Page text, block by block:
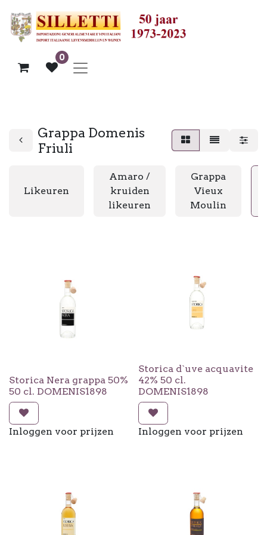
0
Grappa Domenis
Friuli
Likeuren
Amaro /
kruiden
likeuren
Grappa
Vieux
Moulin
Storica Nera grappa 50%
50 cl. DOMENIS1898
Inloggen voor prijzen
Storica d`uve acquavite
42% 50 cl.
DOMENIS1898
Inloggen voor prijzen